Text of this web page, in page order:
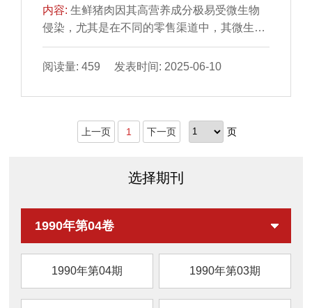
研究方向，以期为进一步开发KGM的应用潜力
及推动肉制品行业可持续发展提供理论基础与
启发。
内容:生鲜猪肉因其高营养成分极易受微生物
侵染，尤其是在不同的零售渠道中，其微生物
多样性及丰度均表现出一定差异。本文系统介
绍微生物多样性分析方法（平板培养法、高通
泳、实时荧光定量聚合酶链式反应和宏基因组
和电子商务平台3 种零售渠道下生鲜猪肉微生
商规模等）；综合阐述生鲜猪肉保鲜技术（包
术）研究进展，旨在为生鲜猪肉现代化加工及
阅读量: 459 发表时间: 2025-06-10
上一页 1 下一页 页
选择期刊
1990年第04卷
1990年第04期 1990年第03期